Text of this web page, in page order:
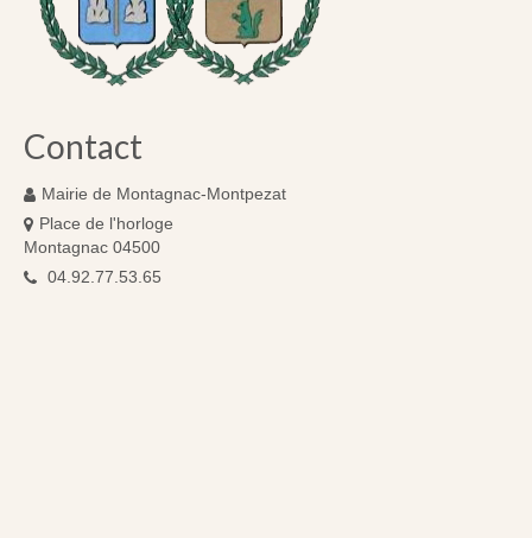
Contact
Mairie de Montagnac-Montpezat
Place de l'horloge
Montagnac 04500
04.92.77.53.65